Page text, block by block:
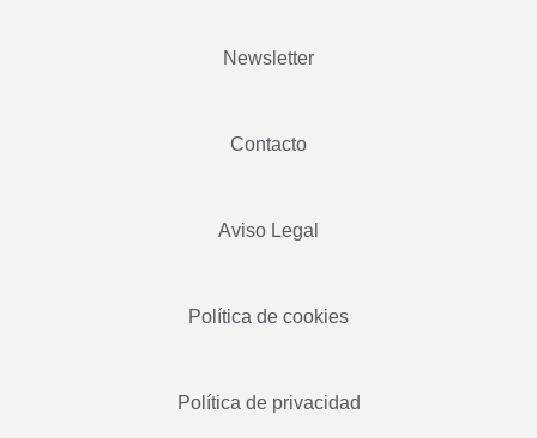
Newsletter
Contacto
Aviso Legal
Política de cookies
Política de privacidad